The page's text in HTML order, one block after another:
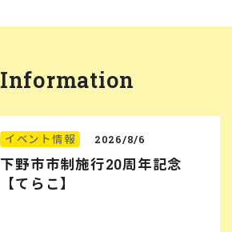
Information
イベント情報 2026/8/6
下野市市制施行20周年記念
【てらこ】